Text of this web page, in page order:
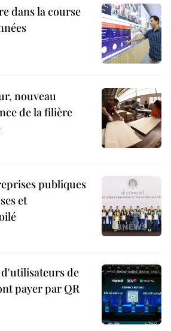
dans la course
nouveau
de la filière
publiques
et
de
payer par QR